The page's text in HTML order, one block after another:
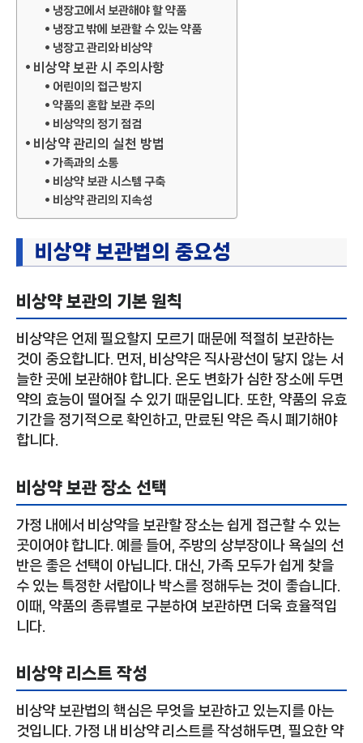
냉장고에서 보관해야 할 약품
냉장고 밖에 보관할 수 있는 약품
냉장고 관리와 비상약
비상약 보관 시 주의사항
어린이의 접근 방지
약품의 혼합 보관 주의
비상약의 정기 점검
비상약 관리의 실천 방법
가족과의 소통
비상약 보관 시스템 구축
비상약 관리의 지속성
비상약 보관법의 중요성
비상약 보관의 기본 원칙
비상약은 언제 필요할지 모르기 때문에 적절히 보관하는
것이 중요합니다. 먼저, 비상약은 직사광선이 닿지 않는 서
늘한 곳에 보관해야 합니다. 온도 변화가 심한 장소에 두면
약의 효능이 떨어질 수 있기 때문입니다. 또한, 약품의 유효
기간을 정기적으로 확인하고, 만료된 약은 즉시 폐기해야
합니다.
비상약 보관 장소 선택
가정 내에서 비상약을 보관할 장소는 쉽게 접근할 수 있는
곳이어야 합니다. 예를 들어, 주방의 상부장이나 욕실의 선
반은 좋은 선택이 아닙니다. 대신, 가족 모두가 쉽게 찾을
수 있는 특정한 서랍이나 박스를 정해두는 것이 좋습니다.
이때, 약품의 종류별로 구분하여 보관하면 더욱 효율적입
니다.
비상약 리스트 작성
비상약 보관법의 핵심은 무엇을 보관하고 있는지를 아는
것입니다. 가정 내 비상약 리스트를 작성해두면, 필요한 약